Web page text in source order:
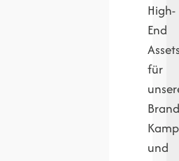
High-
End
für
und